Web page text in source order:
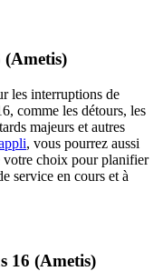
(Ametis)
les interruptions de
comme les détours, les
majeurs et autres
, vous pourrez aussi
votre choix pour planifier
service en cours et à
16 (Ametis)